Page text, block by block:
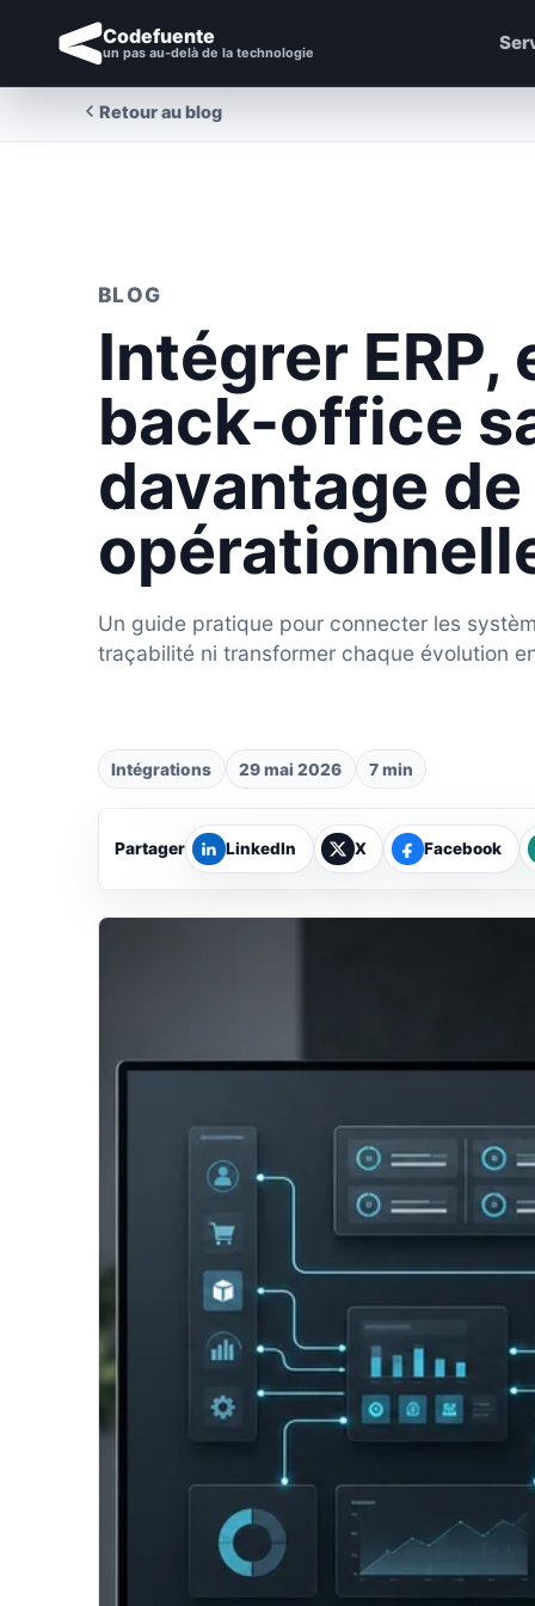
Codefuente
un pas au-delà de la technologie
Retour au blog
BLOG
Intégrer
back-office
davantage
Un guide pratique pour connecter les
traçabilité ni transformer chaque évolution
Intégrations 29 mai 2026 7 min
Partager LinkedIn X Facebook